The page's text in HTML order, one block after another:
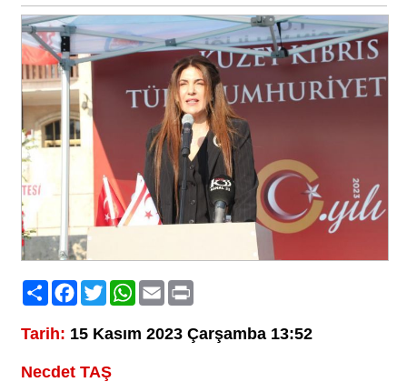
PaylaşFacebook
TwitterWhatsApp
EmailPrint
Tarih: 15 Kasım 2023 Çarşamba 13:52
Necdet TAŞ